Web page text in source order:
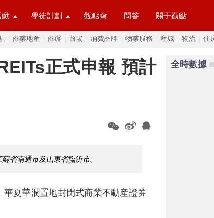
動 學徒計劃 觀點會 問答 關于觀點
商業地産 商辦 商場 消費品牌 物業服務 産城 物流 住
正式申報 預計
省南通市及山東省臨沂市。
夏華潤置地封閉式商業不動産證券
全時數據